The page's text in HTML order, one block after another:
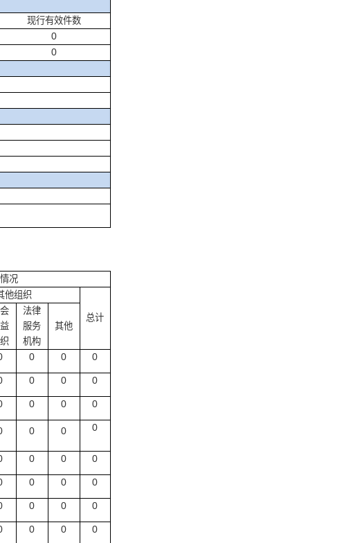
现行有效件数
0
0
况
他组织
总计
法律
服务
机构
其他
0 0 0
0 0 0
0 0 0
0 0 0
0 0 0
0 0 0
0 0 0
0 0 0